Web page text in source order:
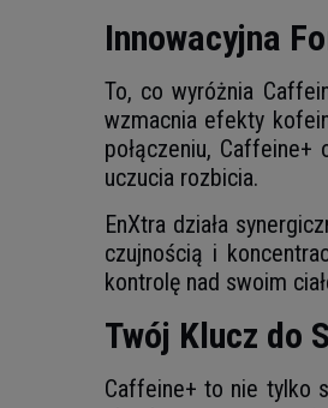
Innowacyjna
To, co wyróżnia
wzmacnia efekty
połączeniu,
uczucia rozbicia.
EnXtra działa
czujnością i
kontrolę nad swoim
Twój Klucz do
Caffeine+ to nie tylko